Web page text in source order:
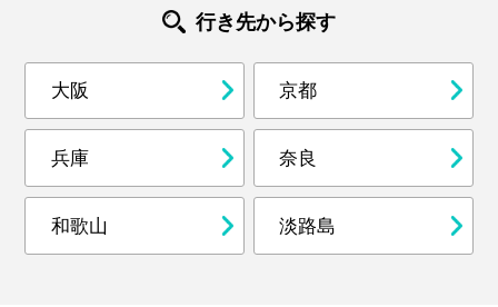
行き先から探す
大阪 京都
兵庫 奈良
和歌山 淡路島